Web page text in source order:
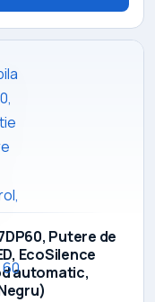
Putere de
EcoSilence
automatic,